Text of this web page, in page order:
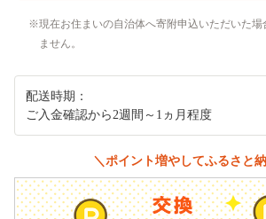
現在お住まいの自治体へ寄附申込いただいた
ません。
配送時期：
ご入金確認から2週間～1ヵ月程度
＼ポイント増やしてふるさと